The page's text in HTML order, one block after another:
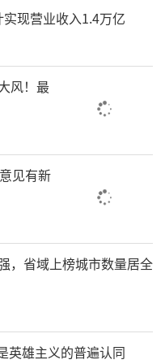
现营业收入1.4万亿
风！最
见有新
，省域上榜城市数量居全
英雄主义的普遍认同